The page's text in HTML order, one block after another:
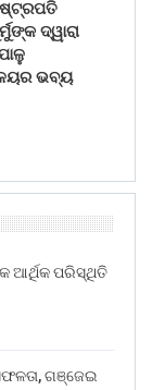
ଦ୍ୱାରା
ଭବ୍ୟ
ଆର୍ଥିକ ପରିସ୍ଥିତି
ଗଞ୍ଜେଇ